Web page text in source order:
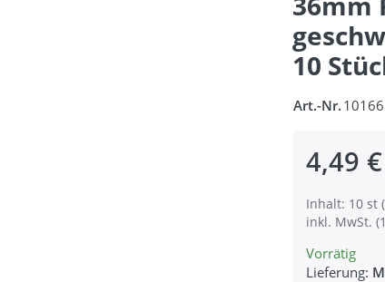
10
Art.-Nr.
4,49 €
Inhalt: 10 st
inkl. MwSt.
Vorrätig
Lieferung: